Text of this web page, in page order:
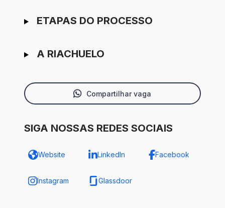
ETAPAS DO PROCESSO
A RIACHUELO
Compartilhar vaga
SIGA NOSSAS REDES SOCIAIS
Website LinkedIn Facebook
Instagram Glassdoor